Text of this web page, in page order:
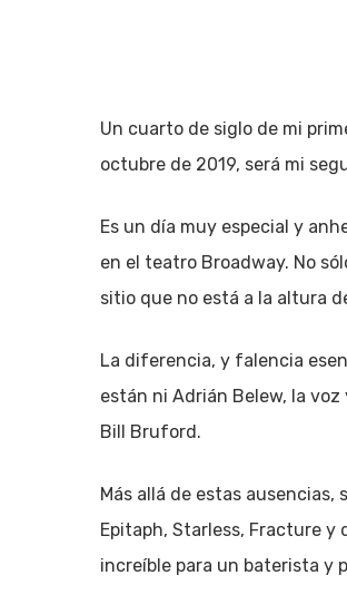
Hit enter to search or ESC to
Un cuarto de siglo de mi
octubre de 2019, será mi
Es un día muy especial y
en el teatro Broadway. No
sitio que no está a la altura
La diferencia, y falencia
están ni Adrián Belew, la
Bill Bruford.
Más allá de estas
Epitaph, Starless, Fracture
increíble para un baterista y